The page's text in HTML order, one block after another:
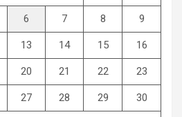
6 7 8 9
13 14 15 16
20 21 22 23
27 28 29 30